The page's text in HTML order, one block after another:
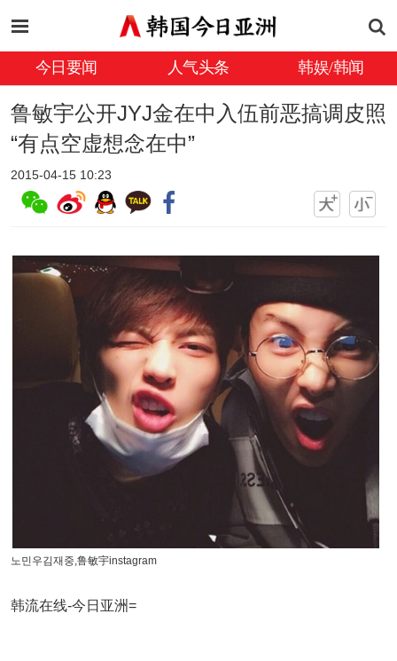
今日要闻 人气头条 韩娱/韩闻
鲁敏宇公开JYJ金在中入伍前恶搞调皮照
“有点空虚想念在中”
2015-04-15 10:23
노민우김재중,鲁敏宇instagram
韩流在线-今日亚洲=